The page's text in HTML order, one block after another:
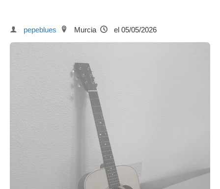
pepeblues Murcia el 05/05/2026